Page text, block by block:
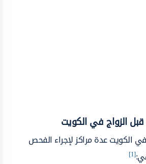
الزواج في الكويت
الكويت عدة مراكز لإجراء الفحص
[1]